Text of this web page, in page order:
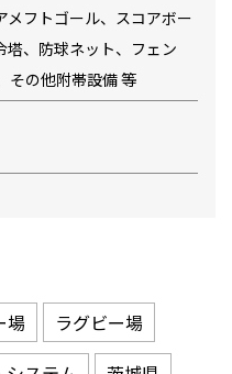
メフトゴール、スコアボー
塔、防球ネット、フェン
その他附帯設備 等
場
ラグビー場